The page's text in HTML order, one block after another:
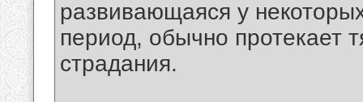
развивающаяся у
период, обычно протекает
страдания.